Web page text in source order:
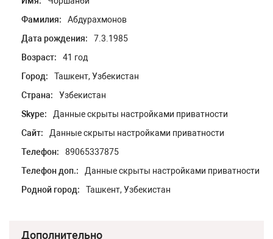
Фамилия:
Абдурахмонов
Дата рождения:
7.3.1985
Возраст:
41 год
Город:
Ташкент, Узбекистан
Страна:
Узбекистан
Skype:
Данные скрыты настройками приватности
Сайт:
Данные скрыты настройками приватности
Телефон:
89065337875
Телефон доп.:
Данные скрыты настройками приватности
Родной город:
Ташкент, Узбекистан
Дополнительно